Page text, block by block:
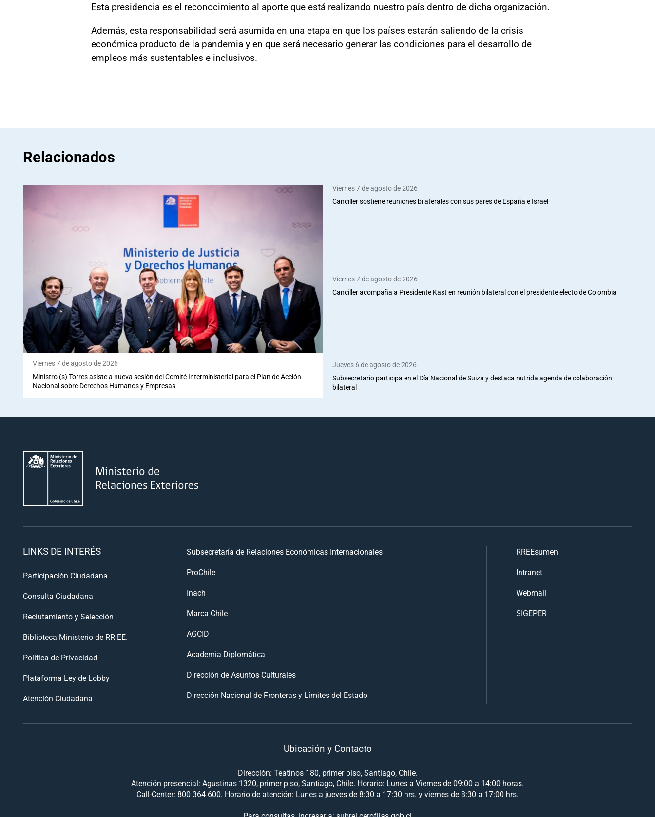
Esta presidencia es el reconocimiento al aporte que está realizando nuestro país dentro de dicha organización.
Además, esta responsabilidad será asumida en una etapa en que los países estarán saliendo de la crisis
económica producto de la pandemia y en que será necesario generar las condiciones para el desarrollo de
empleos más sustentables e inclusivos.
Relacionados
Viernes 7 de agosto de 2026
Ministro (s) Torres asiste a nueva sesión del Comité Interministerial para el Plan de Acción
Nacional sobre Derechos Humanos y Empresas
Viernes 7 de agosto de 2026
Canciller sostiene reuniones bilaterales con sus pares de España e Israel
Viernes 7 de agosto de 2026
Canciller acompaña a Presidente Kast en reunión bilateral con el presidente electo de Colombia
Jueves 6 de agosto de 2026
Subsecretario participa en el Día Nacional de Suiza y destaca nutrida agenda de colaboración
bilateral
LINKS DE INTERÉS
Participación Ciudadana
Consulta Ciudadana
Reclutamiento y Selección
Biblioteca Ministerio de RR.EE.
Política de Privacidad
Plataforma Ley de Lobby
Atención Ciudadana
Subsecretaría de Relaciones Económicas Internacionales
ProChile
Inach
Marca Chile
AGCID
Academia Diplomática
Dirección de Asuntos Culturales
Dirección Nacional de Fronteras y Límites del Estado
RREEsumen
Intranet
Webmail
SIGEPER
Ubicación y Contacto
Dirección: Teatinos 180, primer piso, Santiago, Chile.
Atención presencial: Agustinas 1320, primer piso, Santiago, Chile. Horario: Lunes a Viernes de 09:00 a 14:00 horas.
Call-Center: 800 364 600. Horario de atención: Lunes a jueves de 8:30 a 17:30 hrs. y viernes de 8:30 a 17:00 hrs.